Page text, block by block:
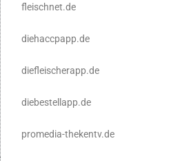
fleischnet.de
diehaccpapp.de
diefleischerapp.de
diebestellapp.de
promedia-thekentv.de